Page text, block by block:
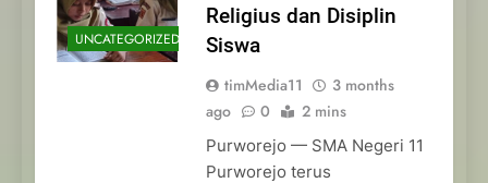
UNCATEGORIZED
Religius dan Disiplin
Siswa
timMedia11
3 months
ago
0 2 mins
Purworejo — SMA Negeri 11
Purworejo terus